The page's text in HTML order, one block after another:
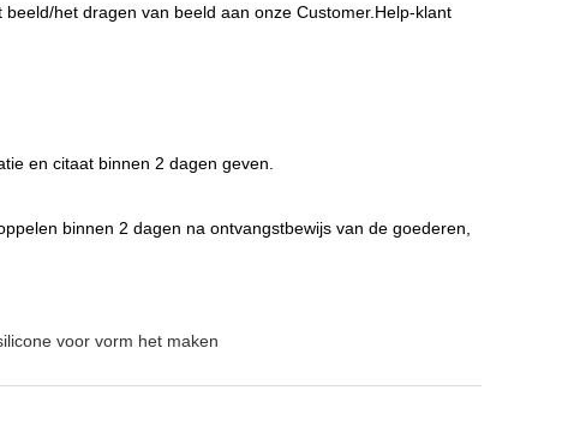
het dragen van beeld aan onze Customer.Help-klant
en citaat binnen 2 dagen geven.
binnen 2 dagen na ontvangstbewijs van de goederen,
voor vorm het maken